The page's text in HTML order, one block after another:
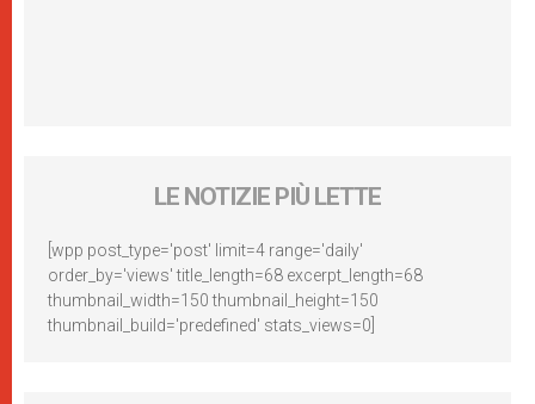
LE NOTIZIE PIÙ LETTE
[wpp post_type='post' limit=4 range='daily'
order_by='views' title_length=68 excerpt_length=68
thumbnail_width=150 thumbnail_height=150
thumbnail_build='predefined' stats_views=0]